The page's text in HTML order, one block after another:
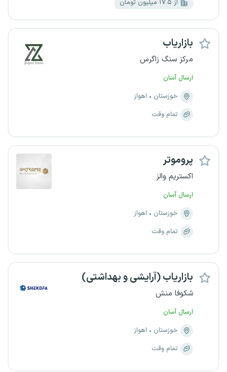
از ۱۷.۵ میلیون تومان
بازاریاب
مرکز سنگ زاگرس
ارسال آسان
خوزستان
اهواز
تمام وقت
پروموتر
اکستریم والز
ارسال آسان
خوزستان
اهواز
تمام وقت
بازاریاب (آرایشی و بهداشتی)
شکوفا منش
ارسال آسان
خوزستان
اهواز
تمام وقت